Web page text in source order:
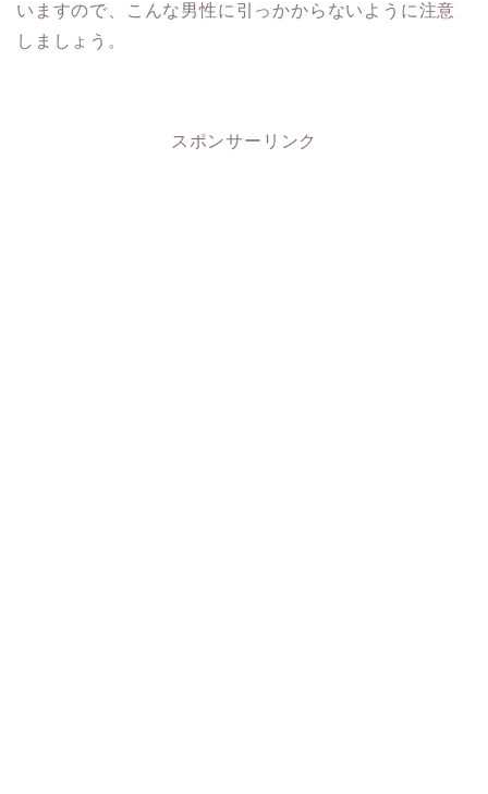
いますので、
こんな男性に引っかからないように注意
しましょう。
スポンサーリンク